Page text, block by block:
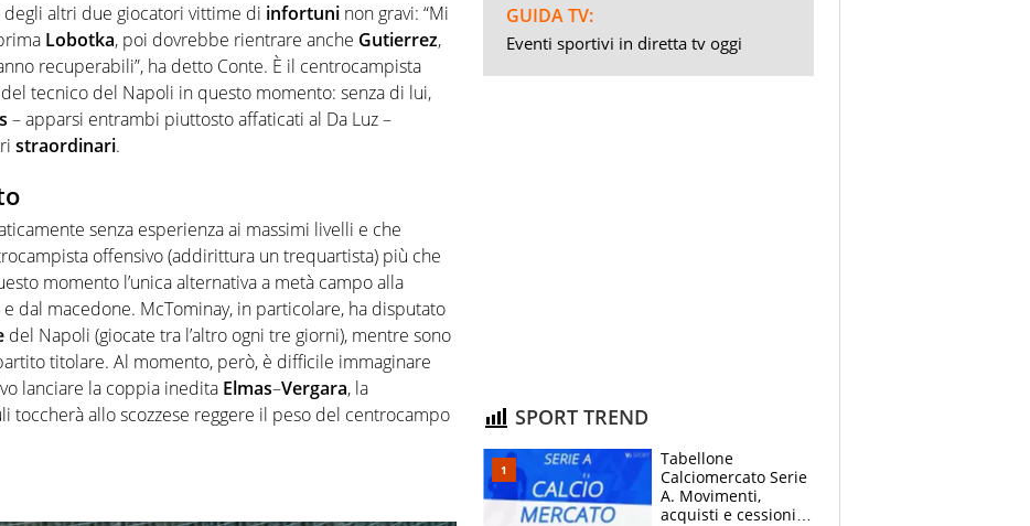
altri due giocatori vittime di infortuni non gravi: “Mi
Lobotka, poi dovrebbe rientrare anche Gutierrez,
recuperabili”, ha detto Conte. È il centrocampista
tecnico del Napoli in questo momento: senza di lui,
– apparsi entrambi piuttosto affaticati al Da Luz –
straordinari.
senza esperienza ai massimi livelli e che
offensivo (addirittura un trequartista) più che
momento l’unica alternativa a metà campo alla
dal macedone. McTominay, in particolare, ha disputato
del Napoli (giocate tra l’altro ogni tre giorni), mentre sono
titolare. Al momento, però, è difficile immaginare
lanciare la coppia inedita Elmas–Vergara, la
toccherà allo scozzese reggere il peso del centrocampo
GUIDA TV:
Eventi sportivi in diretta tv oggi
SPORT TREND
Tabellone
Calciomercato Serie
A. Movimenti,
acquisti e cessioni: